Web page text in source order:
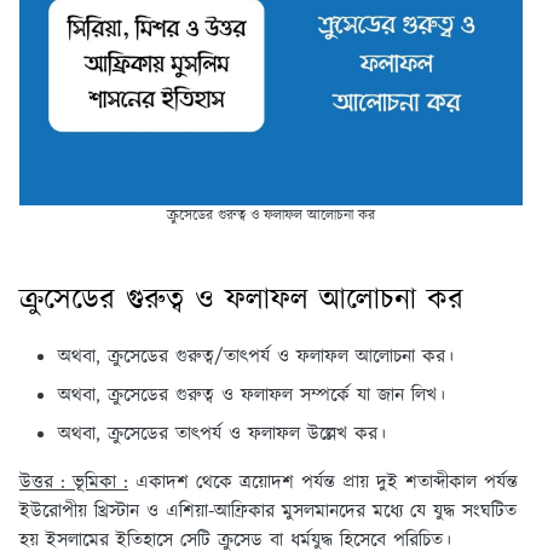
ক্রুসেডের গুরুত্ব ও ফলাফল আলোচনা কর
ক্রুসেডের গুরুত্ব ও ফলাফল আলোচনা কর
অথবা, ক্রুসেডের গুরুত্ব/তাৎপর্য ও ফলাফল আলোচনা কর।
অথবা, ক্রুসেডের গুরুত্ব ও ফলাফল সম্পর্কে যা জান লিখ।
অথবা, ক্রুসেডের তাৎপর্য ও ফলাফল উল্লেখ কর।
উত্তর : ভূমিকা : একাদশ থেকে ত্রয়োদশ পর্যন্ত প্রায় দুই শতাব্দীকাল পর্যন্ত
ইউরোপীয় খ্রিস্টান ও এশিয়া-আফ্রিকার মুসলমানদের মধ্যে যে যুদ্ধ সংঘটিত
হয় ইসলামের ইতিহাসে সেটি ক্রুসেড বা ধর্মযুদ্ধ হিসেবে পরিচিত।